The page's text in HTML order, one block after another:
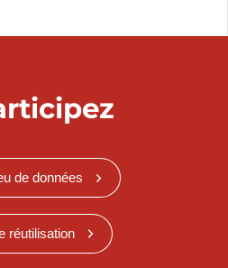
de données
réutilisation